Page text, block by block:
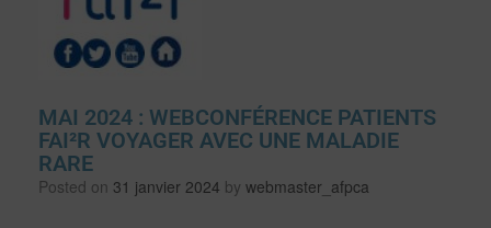
MAI 2024 : WEBCONFÉRENCE PATIENTS
FAI²R VOYAGER AVEC UNE MALADIE
RARE
Posted on 31 janvier 2024 by webmaster_afpca